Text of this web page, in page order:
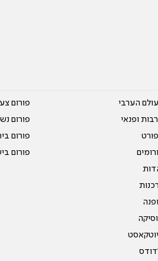
הערבי
ופנאי
פורום
פורום
פורום
פורום